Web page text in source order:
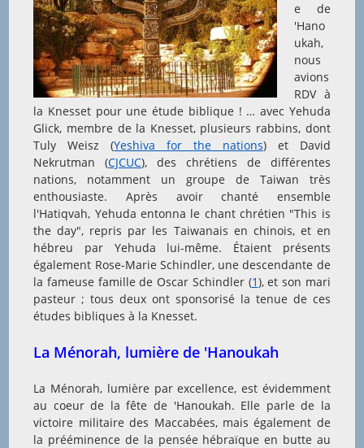
e de
'Hano
ukah,
nous
avions
RDV à
la Knesset pour une étude biblique ! … avec Yehuda
Glick, membre de la Knesset, plusieurs rabbins, dont
Tuly Weisz (Yeshiva for the nations) et David
Nekrutman (CJCUC), des chrétiens de différentes
nations, notamment un groupe de Taiwan très
enthousiaste. Après avoir chanté ensemble
l'Hatiqvah, Yehuda entonna le chant chrétien "This is
the day", repris par les Taiwanais en chinois, et en
hébreu par Yehuda lui-même. Étaient présents
également Rose-Marie Schindler, une descendante de
la fameuse famille de Oscar Schindler (1), et son mari
pasteur ; tous deux ont sponsorisé la tenue de ces
études bibliques à la Knesset.
La Ménorah, lumière de 'Hanoukah
La Ménorah, lumière par excellence, est évidemment
au coeur de la fête de 'Hanoukah. Elle parle de la
victoire militaire des Maccabées, mais également de
la prééminence de la pensée hébraïque en butte au